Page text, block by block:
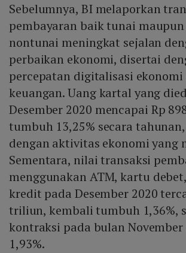
Sebelumnya, BI melaporkan
pembayaran baik tunai maupun
nontunai meningkat sejalan
perbaikan ekonomi, disertai
percepatan digitalisasi ekonomi
keuangan. Uang kartal yang
Desember 2020 mencapai Rp
tumbuh 13,25% secara
dengan aktivitas ekonomi yang
Sementara, nilai transaksi
menggunakan ATM, kartu
kredit pada Desember 2020
triliun, kembali tumbuh 1,36%,
kontraksi pada bulan November
1,93%.